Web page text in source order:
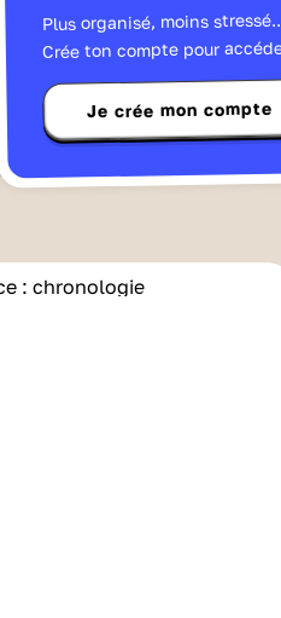
Plus organisé, moins
Crée ton compte pour
Je crée mon compte
du conflit.